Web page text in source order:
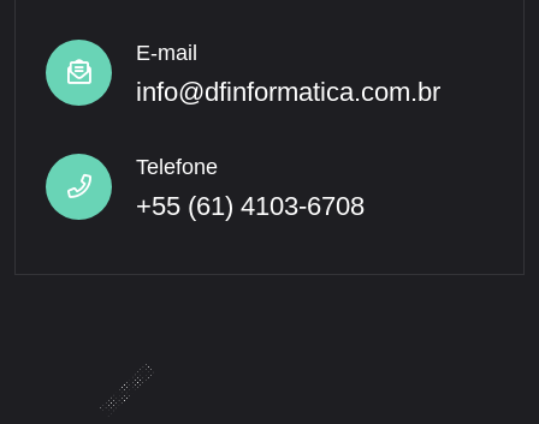
E-mail
info@dfinformatica.com.br
Telefone
+55 (61) 4103-6708